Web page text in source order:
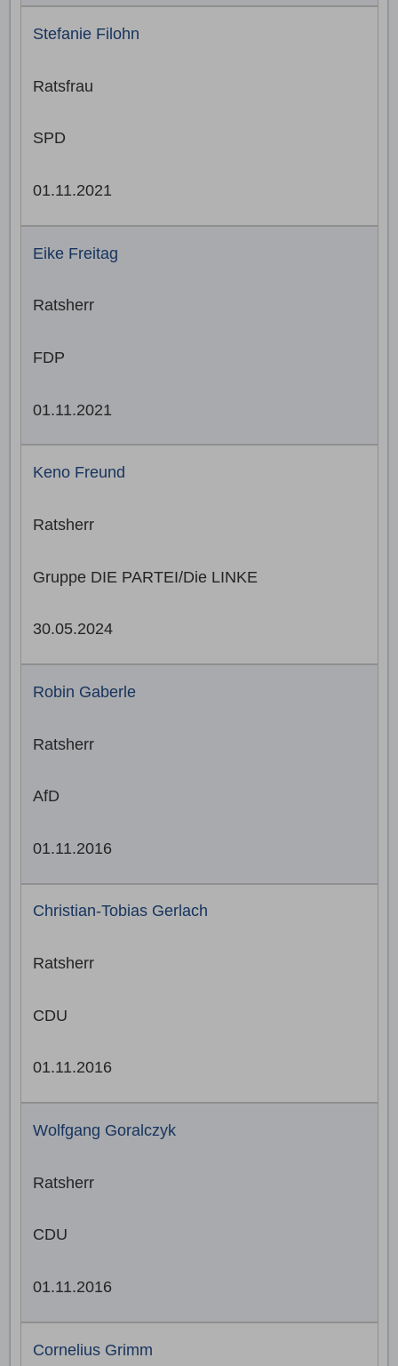
Stefanie Filohn
Ratsfrau
SPD
01.11.2021
Eike Freitag
Ratsherr
FDP
01.11.2021
Keno Freund
Ratsherr
Gruppe DIE PARTEI/Die LINKE
30.05.2024
Robin Gaberle
Ratsherr
AfD
01.11.2016
Christian-Tobias Gerlach
Ratsherr
CDU
01.11.2016
Wolfgang Goralczyk
Ratsherr
CDU
01.11.2016
Cornelius Grimm